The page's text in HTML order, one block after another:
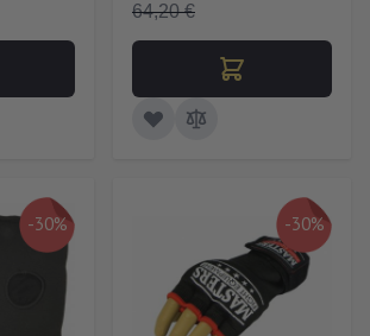
64,20 €
-30% -30%